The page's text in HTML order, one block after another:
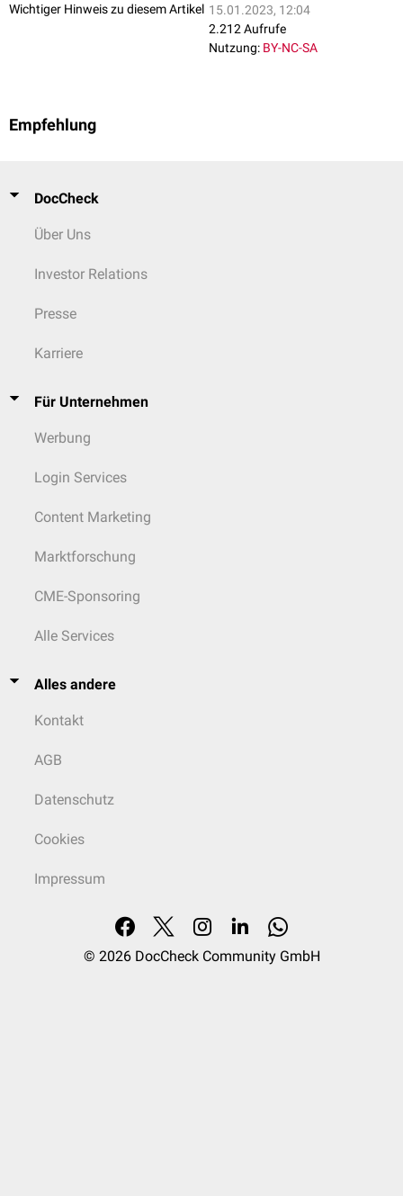
Wichtiger Hinweis zu diesem Artikel 15.01.2023, 12:04
2.212 Aufrufe
Nutzung: BY-NC-SA
Empfehlung
DocCheck
Über Uns
Investor Relations
Presse
Karriere
Für Unternehmen
Werbung
Login Services
Content Marketing
Marktforschung
CME-Sponsoring
Alle Services
Alles andere
Kontakt
AGB
Datenschutz
Cookies
Impressum
© 2026 DocCheck Community GmbH